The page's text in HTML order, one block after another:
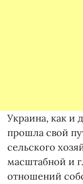
Украина, как и
прошла свой
сельского
масштабной и
отношений